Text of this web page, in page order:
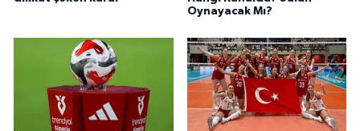
Oynayacak Mı?